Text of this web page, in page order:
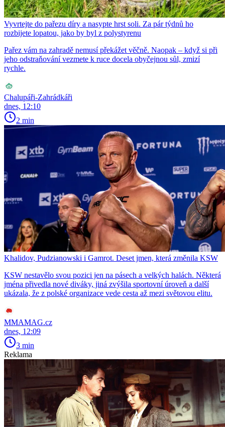
Vyvrtejte do pařezu díry a nasypte hrst soli. Za pár týdnů ho
rozbijete lopatou, jako by byl z polystyrenu
Pařez vám na zahradě nemusí překážet věčně. Naopak – když si při
jeho odstraňování vezmete k ruce docela obyčejnou sůl, zmizí
rychle.
Chalupáři-Zahrádkáři
dnes, 12:10
2 min
Khalidov, Pudzianowski i Gamrot. Deset jmen, která změnila KSW
KSW nestavělo svou pozici jen na pásech a velkých halách. Některá
jména přivedla nové diváky, jiná zvýšila sportovní úroveň a další
ukázala, že z polské organizace vede cesta až mezi světovou elitu.
MMAMAG.cz
dnes, 12:09
3 min
Reklama